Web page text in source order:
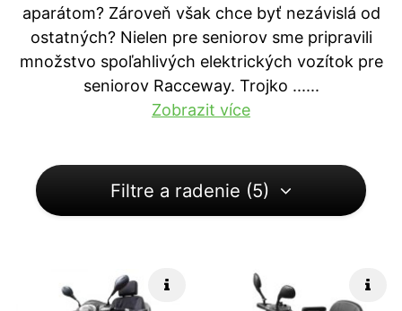
aparátom? Zároveň však chce byť nezávislá od
ostatných? Nielen pre seniorov sme pripravili
množstvo spoľahlivých elektrických vozítok pre
seniorov Racceway. Trojko ......
Zobrazit více
Filtre a radenie (5)